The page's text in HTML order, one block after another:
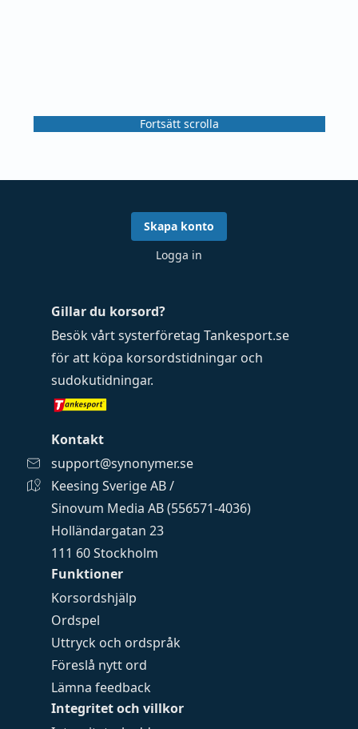
Fortsätt scrolla
Funktioner
Korsordshjälp
Ordspel
Uttryck och ordspråk
Föreslå nytt ord
Lämna feedback
Integritet och villkor
Gillar du korsord?
Besök vårt systerföretag Tankesport.se
för att köpa korsordstidningar och
sudokutidningar.
Kontakt
support@synonymer.se
Keesing Sverige AB /
Sinovum Media AB (556571-4036)
Holländargatan 23
111 60 Stockholm
Skapa konto
Logga in